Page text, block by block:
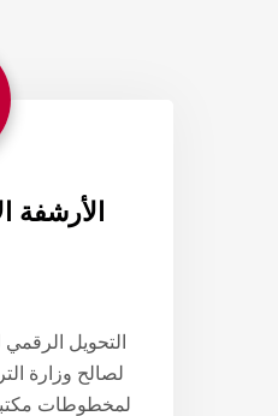
الأرشفة
التحويل
لصالح وزارة
لمخطوطات